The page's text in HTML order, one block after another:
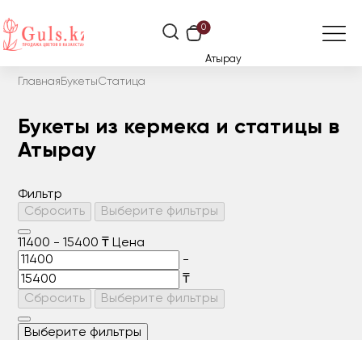
0
Атырау
Главная БукетыСтатица
Букеты из кермека и статицы в
Атырау
Фильтр
Сбросить
Выберите фильтры
11400 -15400 ₸ Цена
-
₸
Сбросить
Выберите фильтры
Выберите фильтры